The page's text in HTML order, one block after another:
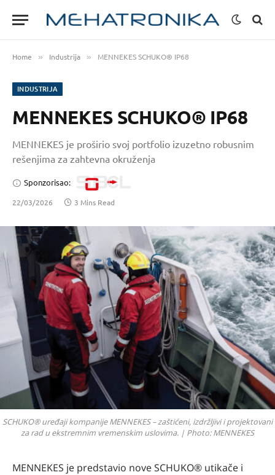
Home » Industrija » MENNEKES SCHUKO® IP68
INDUSTRIJA
MENNEKES SCHUKO® IP68
MENNEKES je proširio svoj portfolio izuzetno robusnim
rešenjima za zahtevna okruženja
Sponzorisao:
22/03/2026 3 Mins Read
SCHUKO® uređaji kompanije MENNEKES – zaštićeni, izdržljivi i projektovani
za rad u ekstremnim vremenskim uslovima. | Photo: MENNEKES
MENNEKES je predstavio nove SCHUKO® utikače i